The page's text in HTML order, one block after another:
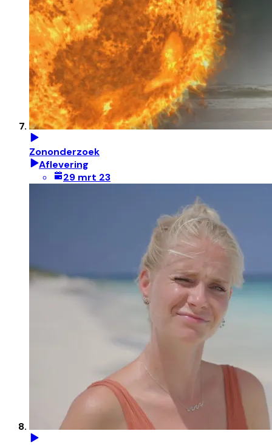
Zononderzoek
Aflevering
29 mrt 23